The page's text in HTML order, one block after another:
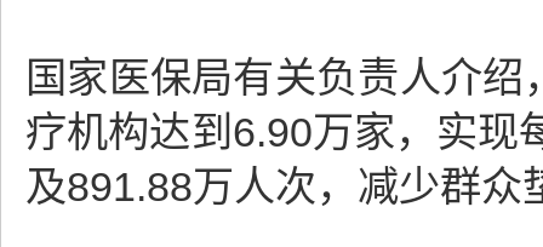
国家医保局有关负责人介
疗机构达到6.90万家，实现
及891.88万人次，减少群众